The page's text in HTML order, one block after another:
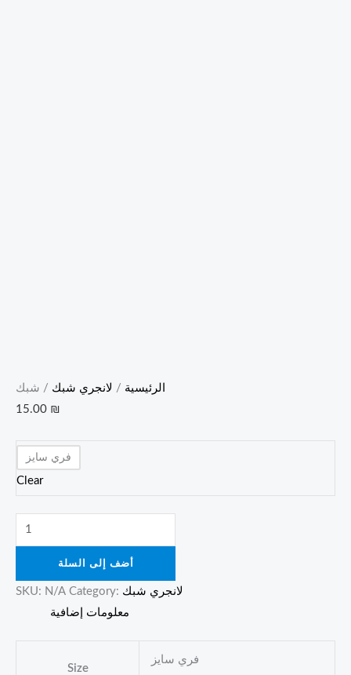
الرئيسية / لانجري شبك / شبك
15.00 ₪
فري سايز
Clear
أضف إلى السلة
SKU: N/A Category: لانجري شبك
معلومات إضافية
Size
فري سايز